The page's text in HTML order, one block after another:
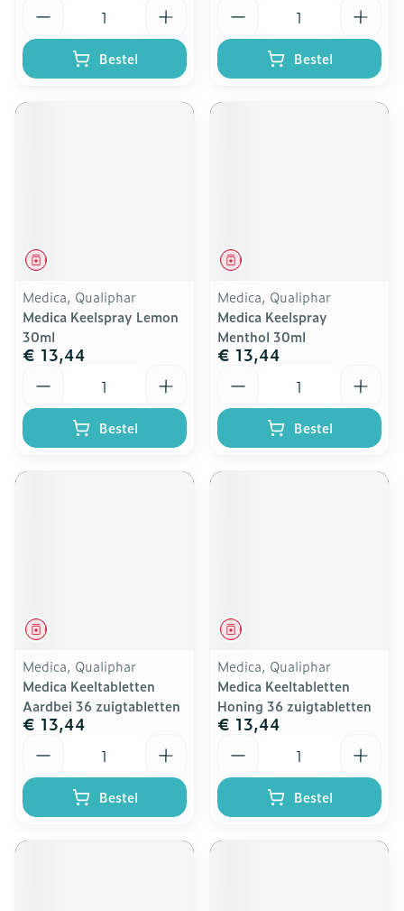
Bestel Bestel
Geneesmiddel
Medica, Qualiphar
Medica Keelspray Lemon
30ml
€ 13,44
Bestel
Geneesmiddel
Medica, Qualiphar
Medica Keelspray
Menthol 30ml
€ 13,44
Bestel
Geneesmiddel
Medica, Qualiphar
Medica Keeltabletten
Aardbei 36 zuigtabletten
€ 13,44
Bestel
Geneesmiddel
Medica, Qualiphar
Medica Keeltabletten
Honing 36 zuigtabletten
€ 13,44
Bestel